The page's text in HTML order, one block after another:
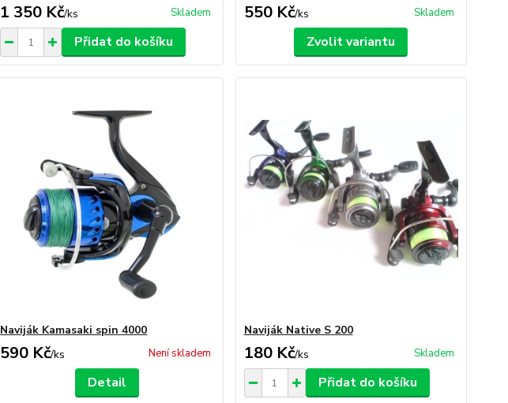
1 350 Kč/ks Skladem
Přidat do košíku
550 Kč/ks Skladem
Zvolit variantu
Naviják Kamasaki spin 4000
590 Kč/ks Není skladem
Detail
Naviják Native S 200
180 Kč/ks Skladem
Přidat do košíku